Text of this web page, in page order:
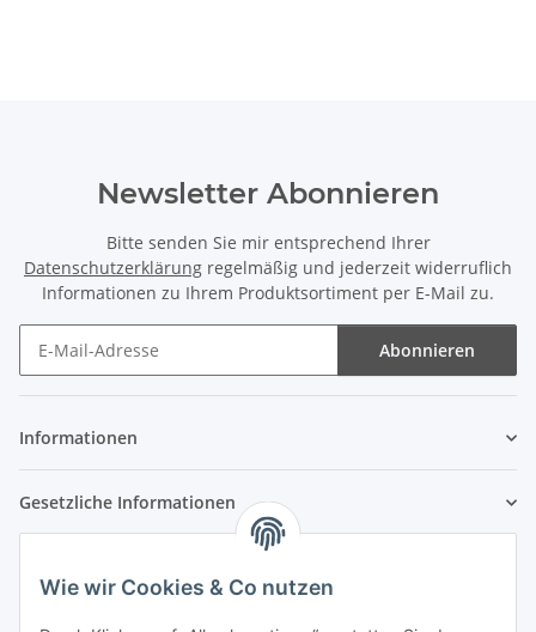
Wie wir Cookies & Co nutzen
Newsletter Abonnieren
Bitte senden Sie mir entsprechend Ihrer
Datenschutzerklärung regelmäßig und jederzeit widerruflich
Informationen zu Ihrem Produktsortiment per E-Mail zu.
Abonnieren
Informationen
Gesetzliche Informationen